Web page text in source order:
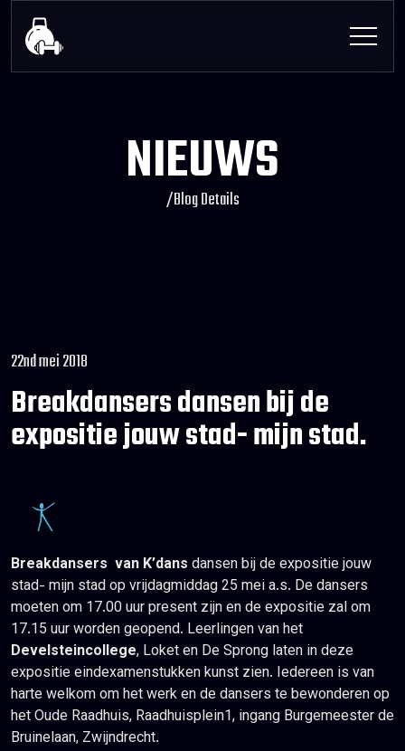
NIEUWS
/Blog Details
22nd mei 2018
Breakdansers dansen bij de
expositie jouw stad- mijn stad.
Breakdansers van K’dans dansen bij de expositie jouw
stad- mijn stad op vrijdagmiddag 25 mei a.s. De dansers
moeten om 17.00 uur present zijn en de expositie zal om
17.15 uur worden geopend. Leerlingen van het
Develsteincollege, Loket en De Sprong laten in deze
expositie eindexamenstukken kunst zien. Iedereen is van
harte welkom om het werk en de dansers te bewonderen op
het Oude Raadhuis, Raadhuisplein1, ingang Burgemeester de
Bruinelaan, Zwijndrecht.